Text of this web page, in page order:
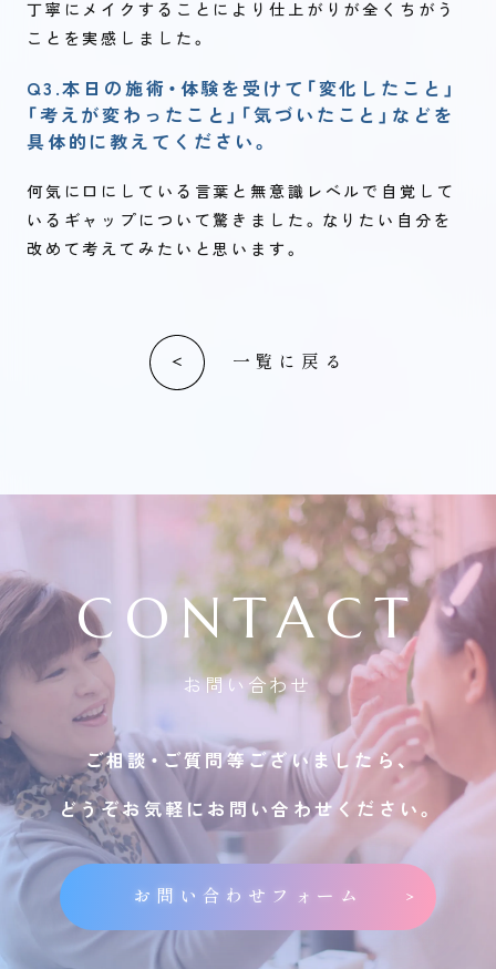
丁寧にメイクすることにより仕上がりが全くちがう
ことを実感しました。
Q3.本日の施術・体験を受けて「変化したこと」
「考えが変わったこと」「気づいたこと」などを
具体的に教えてください。
何気に口にしている言葉と無意識レベルで自覚して
いるギャップについて驚きました。なりたい自分を
改めて考えてみたいと思います。
一覧に戻る
CONTACT
お問い合わせ
ご相談・ご質問等ございましたら、
どうぞお気軽にお問い合わせください。
お問い合わせフォーム